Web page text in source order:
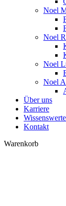
Noel
Noel
Noel
Noel
Über uns
Karriere
Kontakt
WarenkorbClose